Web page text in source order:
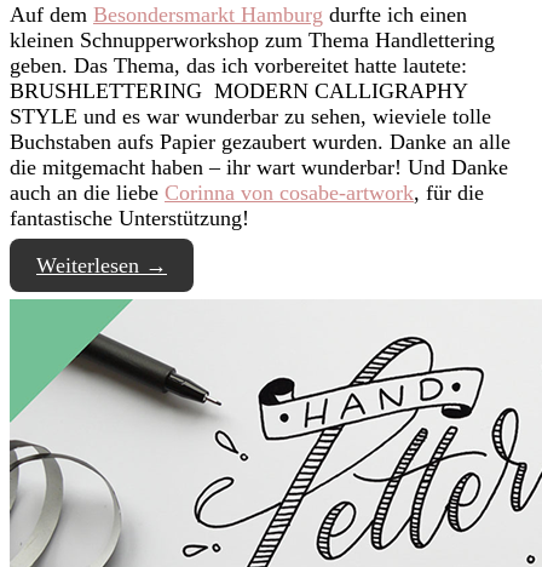
Auf dem Besondersmarkt Hamburg durfte ich einen
kleinen Schnupperworkshop zum Thema Handlettering
geben. Das Thema, das ich vorbereitet hatte lautete:
BRUSHLETTERING MODERN CALLIGRAPHY
STYLE und es war wunderbar zu sehen, wieviele tolle
Buchstaben aufs Papier gezaubert wurden. Danke an alle
die mitgemacht haben – ihr wart wunderbar! Und Danke
auch an die liebe Corinna von cosabe-artwork, für die
fantastische Unterstützung!
Weiterlesen →